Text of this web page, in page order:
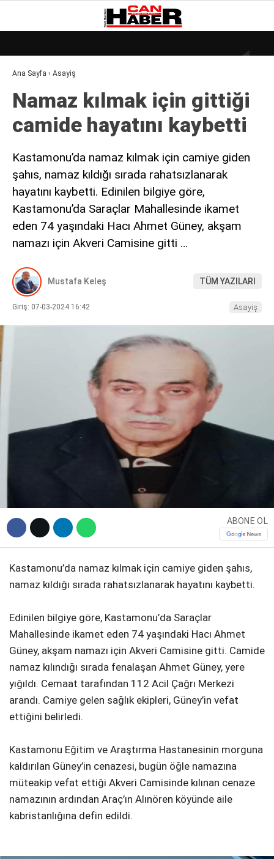
WhatsApp İhbar Hattı
Facebook
21.4°
GALERİ
DÜNYA
EKONOMI
KÜLÜR – SANAT
MAGAZIN
SAĞLIK
POLITIKA
ASAYIŞ
DIĞER
Ana Sayfa › Asayiş
Namaz kılmak için gittiği
camide hayatını kaybetti
Kastamonu’da namaz kılmak için camiye giden
şahıs, namaz kıldığı sırada rahatsızlanarak
hayatını kaybetti. Edinilen bilgiye göre,
Kastamonu’da Saraçlar Mahallesinde ikamet
eden 74 yaşındaki Hacı Ahmet Güney, akşam
namazı için Akveri Camisine gitti …
Mustafa Keleş TÜM YAZILARI
Giriş: 07-03-2024 16:42 Asayiş
ABONE OL
Kastamonu’da namaz kılmak için camiye giden şahıs,
namaz kıldığı sırada rahatsızlanarak hayatını kaybetti.
Edinilen bilgiye göre, Kastamonu’da Saraçlar
Mahallesinde ikamet eden 74 yaşındaki Hacı Ahmet
Güney, akşam namazı için Akveri Camisine gitti. Camide
namaz kılındığı sırada fenalaşan Ahmet Güney, yere
yığıldı. Cemaat tarafından 112 Acil Çağrı Merkezi
arandı. Camiye gelen sağlık ekipleri, Güney’in vefat
ettiğini belirledi.
Kastamonu Eğitim ve Araştırma Hastanesinin morguna
kaldırılan Güney’in cenazesi, bugün öğle namazına
müteakip vefat ettiği Akveri Camisinde kılınan cenaze
namazının ardından Araç’ın Alınören köyünde aile
kabristanlığına defin edildi.